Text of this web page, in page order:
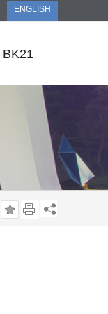
ENGLISH
BK21